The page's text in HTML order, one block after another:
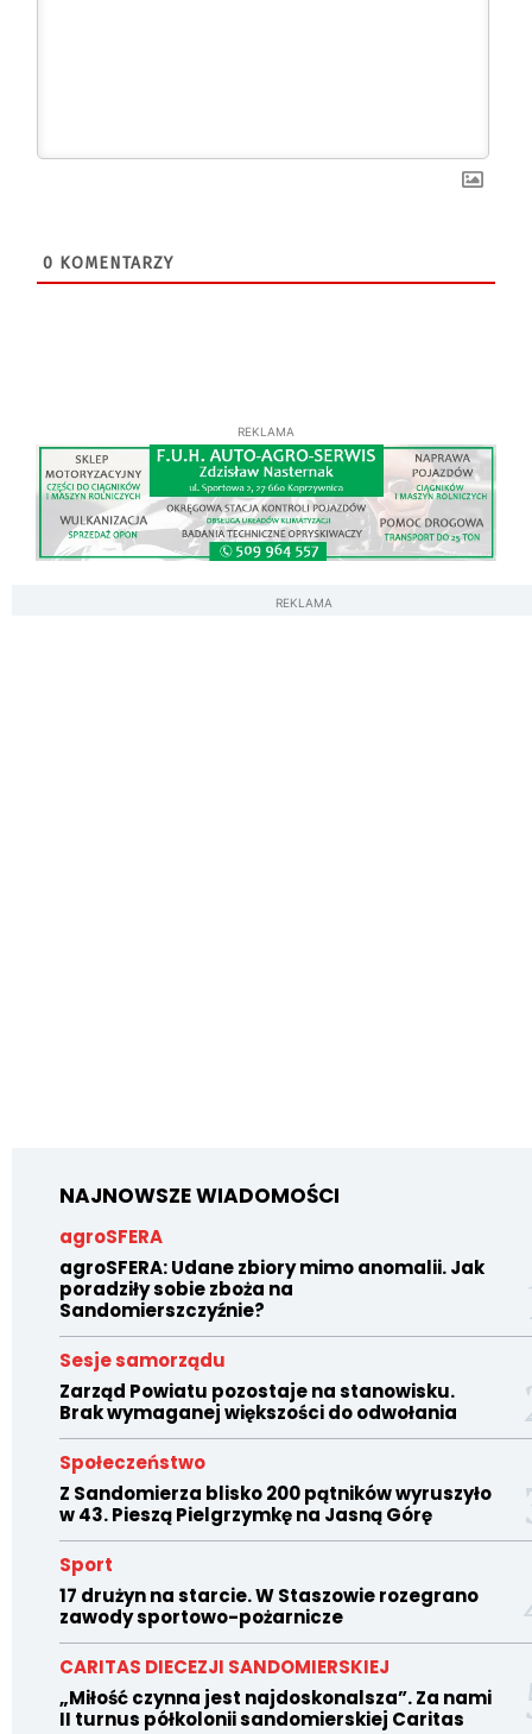
0 KOMENTARZY
REKLAMA
REKLAMA
NAJNOWSZE WIADOMOŚCI
agroSFERA
agroSFERA: Udane zbiory mimo anomalii. Jak
poradziły sobie zboża na
Sandomierszczyźnie?
Sesje samorządu
Zarząd Powiatu pozostaje na stanowisku.
Brak wymaganej większości do odwołania
Społeczeństwo
Z Sandomierza blisko 200 pątników wyruszyło
w 43. Pieszą Pielgrzymkę na Jasną Górę
Sport
17 drużyn na starcie. W Staszowie rozegrano
zawody sportowo-pożarnicze
CARITAS DIECEZJI SANDOMIERSKIEJ
„Miłość czynna jest najdoskonalsza”. Za nami
II turnus półkolonii sandomierskiej Caritas